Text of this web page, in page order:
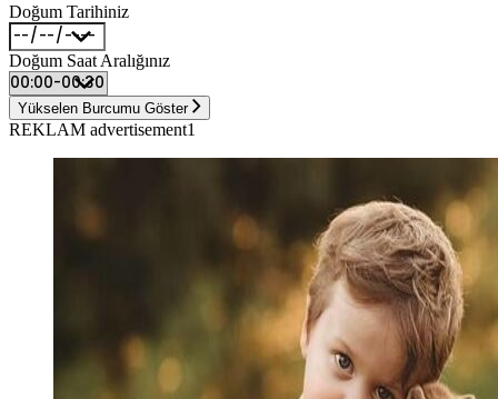
Doğum Tarihiniz
Doğum Saat Aralığınız
Yükselen Burcumu Göster
REKLAM advertisement1